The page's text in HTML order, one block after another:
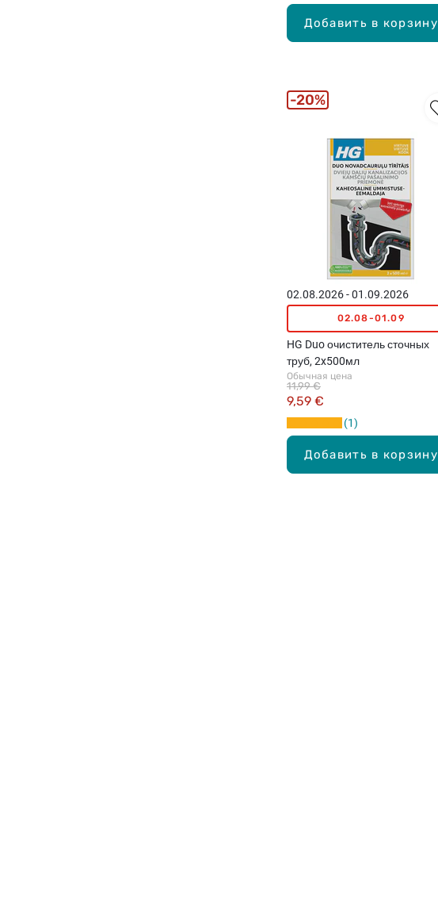
Добавить в корзину
Добавить в корзину
02.08.2026 - 01.09.2026
02.08-01.09
HG Duo очиститель сточных
труб, 2x500мл
Обычная цена
9,59 €
11,99 €
1
20%